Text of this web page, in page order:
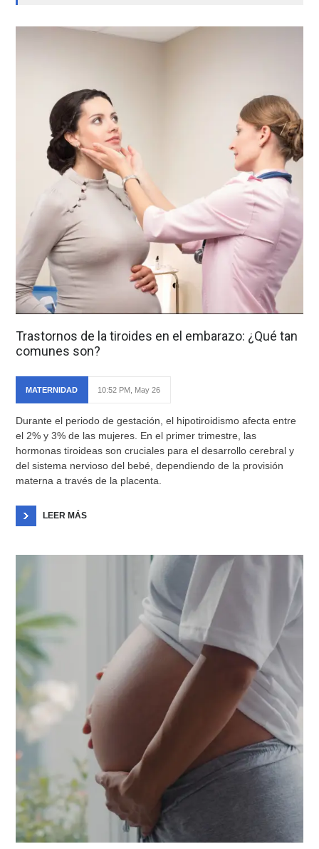
Trastornos de la tiroides en el embarazo: ¿Qué tan
comunes son?
MATERNIDAD 10:52 PM, May 26
Durante el periodo de gestación, el hipotiroidismo afecta entre
el 2% y 3% de las mujeres. En el primer trimestre, las
hormonas tiroideas son cruciales para el desarrollo cerebral y
del sistema nervioso del bebé, dependiendo de la provisión
materna a través de la placenta.
LEER MÁS